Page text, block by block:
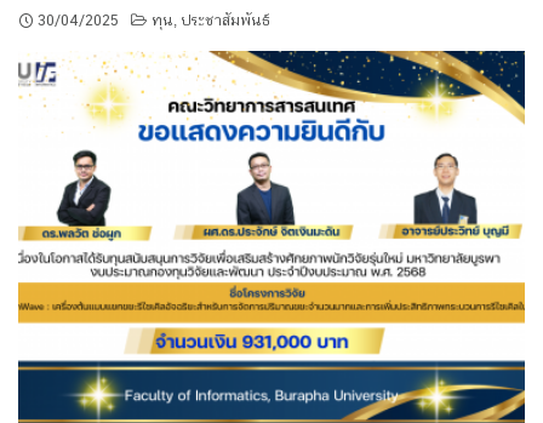
30/04/2025 ทุน ประชาสัมพันธ์